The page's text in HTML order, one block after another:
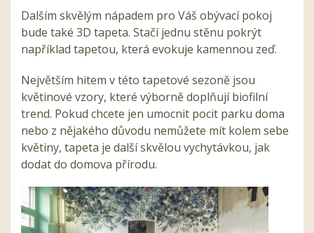
Dalším skvělým nápadem pro Váš obývací pokoj
bude také 3D tapeta. Stačí jednu stěnu pokrýt
například tapetou, která evokuje kamennou zeď.
Největším hitem v této tapetové sezoně jsou
květinové vzory, které výborně doplňují biofilní
trend. Pokud chcete jen umocnit pocit parku doma
nebo z nějakého důvodu nemůžete mít kolem sebe
květiny, tapeta je další skvělou vychytávkou, jak
dodat do domova přírodu.